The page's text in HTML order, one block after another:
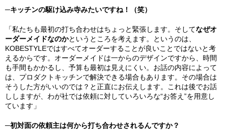
─キッチンの駆け込み寺みたいですね！（笑）
「私たちも最初の打ち合わせはちょっと緊張します。そしてなぜオ
ーダーメイドなのかというところを考えます。というのは、
KOBESTYLEではすべてオーダーすることが良いことではないと考
えるからです。オーダーメイドは一からのデザインですから、時間
も手間もかかるし、予算も最初は見えにくい。お話の内容によって
は、プロダクトキッチンで解決できる場合もあります。その場合は
そうした方がいいのでは？と正直にお伝えします。これは後でお話
ししますが、わが社では依頼に対していろいろな“お答え”を用意し
ています」
─初対面の依頼主は何から打ち合わせされるんですか？